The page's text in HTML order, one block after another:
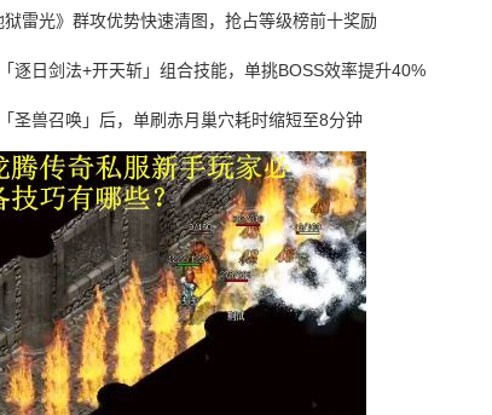
雷光》群攻优势快速清图，抢占等级榜前十奖励
逐日剑法+开天斩」组合技能，单挑BOSS效率提升40%
圣兽召唤」后，单刷赤月巢穴耗时缩短至8分钟